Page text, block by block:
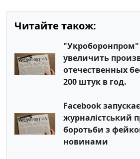
Читайте також:
"Укроборонпром"
увеличить
отечественных
200 штук в год.
Facebook запускає
журналістський
боротьби з
новинами